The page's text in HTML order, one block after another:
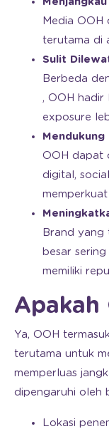
Media
terutama di
Sulit
Berbeda
, OOH hadir
exposure
Mendukung
OOH dapat
digital,
Brand yang
besar
memiliki
Apakah
Ya, OOH
terutama untuk
memperluas
dipengaruhi oleh
Lokasi